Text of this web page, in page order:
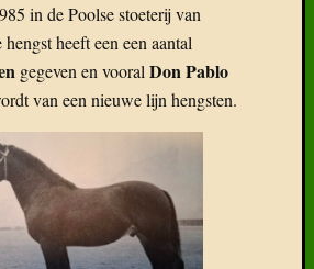
in de Poolse stoeterij van
heeft een een aantal
gegeven en vooral Don Pablo
van een nieuwe lijn hengsten.